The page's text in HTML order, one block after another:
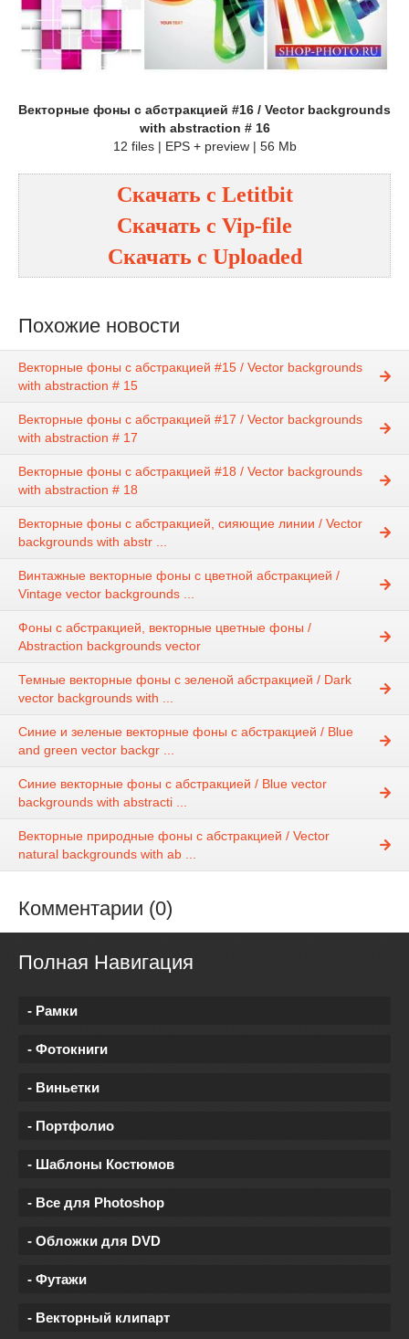
Векторные фоны с абстракцией #16 / Vector backgrounds
with abstraction # 16
12 files | EPS + preview | 56 Mb
Скачать с Letitbit
Скачать с Vip-file
Скачать с Uploaded
Похожие новости
Векторные фоны с абстракцией #15 / Vector backgrounds
with abstraction # 15
Векторные фоны с абстракцией #17 / Vector backgrounds
with abstraction # 17
Векторные фоны с абстракцией #18 / Vector backgrounds
with abstraction # 18
Векторные фоны с абстракцией, сияющие линии / Vector
backgrounds with abstr ...
Винтажные векторные фоны с цветной абстракцией /
Vintage vector backgrounds ...
Фоны с абстракцией, векторные цветные фоны /
Abstraction backgrounds vector
Темные векторные фоны с зеленой абстракцией / Dark
vector backgrounds with ...
Синие и зеленые векторные фоны с абстракцией / Blue
and green vector backgr ...
Синие векторные фоны с абстракцией / Blue vector
backgrounds with abstracti ...
Векторные природные фоны с абстракцией / Vector
natural backgrounds with ab ...
Комментарии (0)
Полная Навигация
- Рамки
- Фотокниги
- Виньетки
- Портфолио
- Шаблоны Костюмов
- Все для Photoshop
- Обложки для DVD
- Футажи
- Векторный клипарт